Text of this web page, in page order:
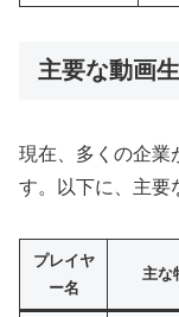
主要な動画
現在、多くの企業
す。以下に、主要
プレイヤ
ー名
主な